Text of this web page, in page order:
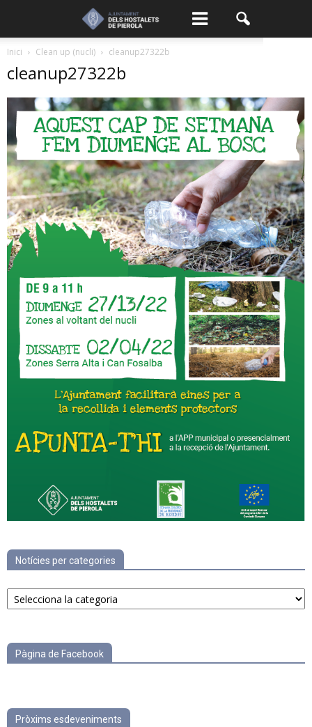
Inici Clean up (nucli) cleanup27322b
cleanup27322b
Notícies per categories
Notícies
per
Pàgina de Facebook
Pròxims esdeveniments